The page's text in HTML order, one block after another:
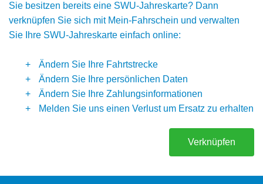
Sie besitzen bereits eine SWU-Jahreskarte? Dann
verknüpfen Sie sich mit Mein-Fahrschein und verwalten
Sie Ihre SWU-Jahreskarte einfach online:
Ändern Sie Ihre Fahrtstrecke
Ändern Sie Ihre persönlichen Daten
Ändern Sie Ihre Zahlungsinformationen
Melden Sie uns einen Verlust um Ersatz zu erhalten
Verknüpfen